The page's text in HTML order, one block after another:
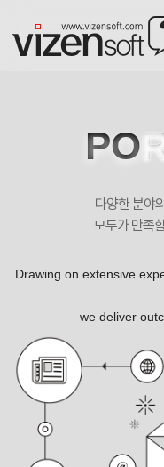
PO
다양한 분야
모두가 만족
Drawing on extensive
we deliver